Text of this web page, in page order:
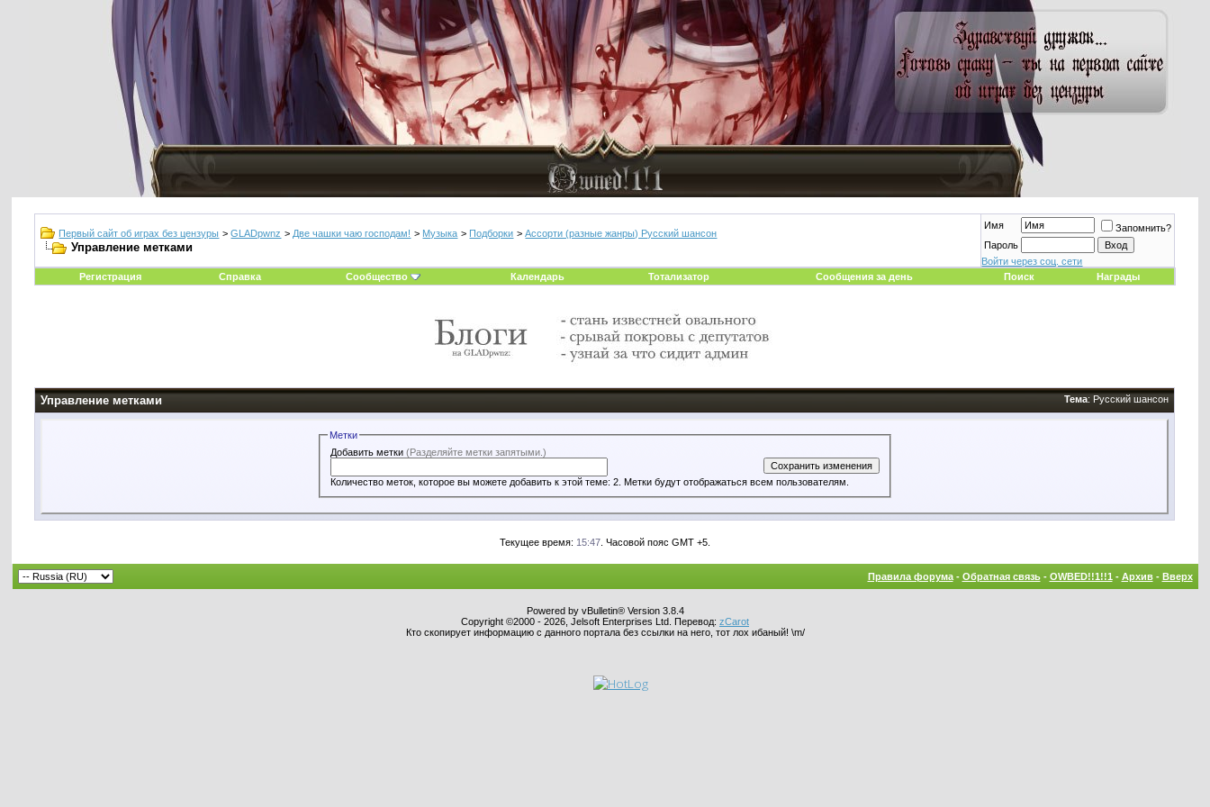
Первый сайт об играх без цензуры >GLADpwnz > Две чашки чаю господам! > Музыка > Подборки >Ассорти (разные жанры) Русский шансон
Управление метками
Имя
Запомнить?
Пароль
Войти через соц. сети
Регистрация
Справка Сообщество Календарь Тотализатор Сообщения за день Поиск Награды
Тема: Русский шансон
Управление метками
Метки
Добавить метки(Разделяйте метки запятыми.)
Количество меток, которое вы можете добавить к этой теме: 2. Метки будут отображаться всем пользователям.
Текущее время: 15:47. Часовой пояс GMT +5.
Правила форума- Обратная связь- OWBED!!1!!1 - Архив- Вверх
Powered by vBulletin® Version 3.8.4
Copyright ©2000 - 2026, Jelsoft Enterprises Ltd. Перевод: zCarot
Кто скопирует информацию с данного портала без ссылки на него, тот лох ибаный! \m/